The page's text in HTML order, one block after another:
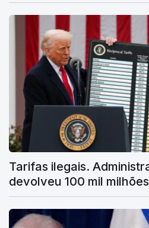
Tarifas ilegais.
devolveu 100 mil